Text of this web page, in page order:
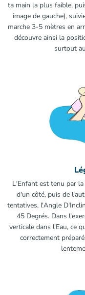
ta main la plus faible,
image de gauche),
marche 3-5 mètres en
découvre ainsi la
surtout
L'Enfant est tenu par
d'un côté, puis de
tentatives, l'Angle
45 Degrés. Dans
verticale dans l'Eau, ce
correctement